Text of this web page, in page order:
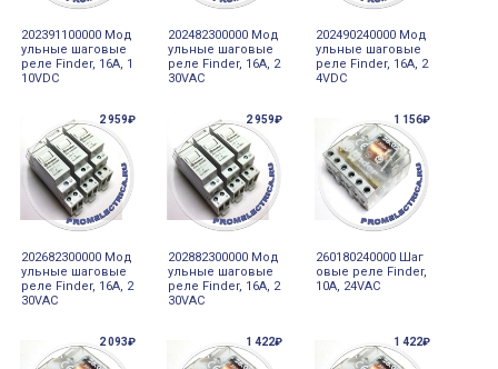
202391100000 Мод
ульные шаговые
реле Finder, 16А, 1
10VDC
202482300000 Мод
ульные шаговые
реле Finder, 16А, 2
30VAC
202490240000 Мод
ульные шаговые
реле Finder, 16А, 2
4VDC
2 959₽
202682300000 Мод
ульные шаговые
реле Finder, 16А, 2
30VAC
2 959₽
202882300000 Мод
ульные шаговые
реле Finder, 16А, 2
30VAC
1 156₽
260180240000 Шаг
овые реле Finder,
10А, 24VAC
2 093₽ 1 422₽ 1 422₽